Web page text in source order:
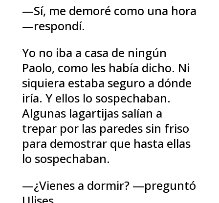
—Sí, me demoré como una hora
—respondí.
Yo no iba a casa de ningún
Paolo, como les había dicho. Ni
siquiera estaba seguro a dónde
iría. Y ellos lo sospechaban.
Algunas lagartijas salían a
trepar por las paredes sin friso
para demostrar que hasta ellas
lo sospechaban.
—¿Vienes a dormir? —preguntó